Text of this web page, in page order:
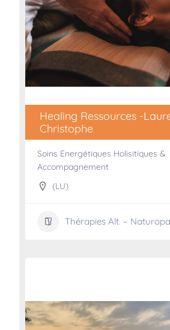
Healing Ressources -
Christophe
Soins Energétiques Holisitiques &
Accompagnement
(LU)
Thérapies Alt. –